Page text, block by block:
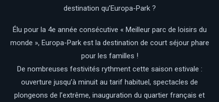
destination qu’Europa-Park ?
Élu pour la 4e année consécutive « Meilleur parc de loisirs du
monde », Europa-Park est la destination de court séjour phare
pour les familles !
De nombreuses festivités rythment cette saison estivale :
ouverture jusqu’à minuit au tarif habituel, spectacles de
plongeons de l’extrême, inauguration du quartier français et